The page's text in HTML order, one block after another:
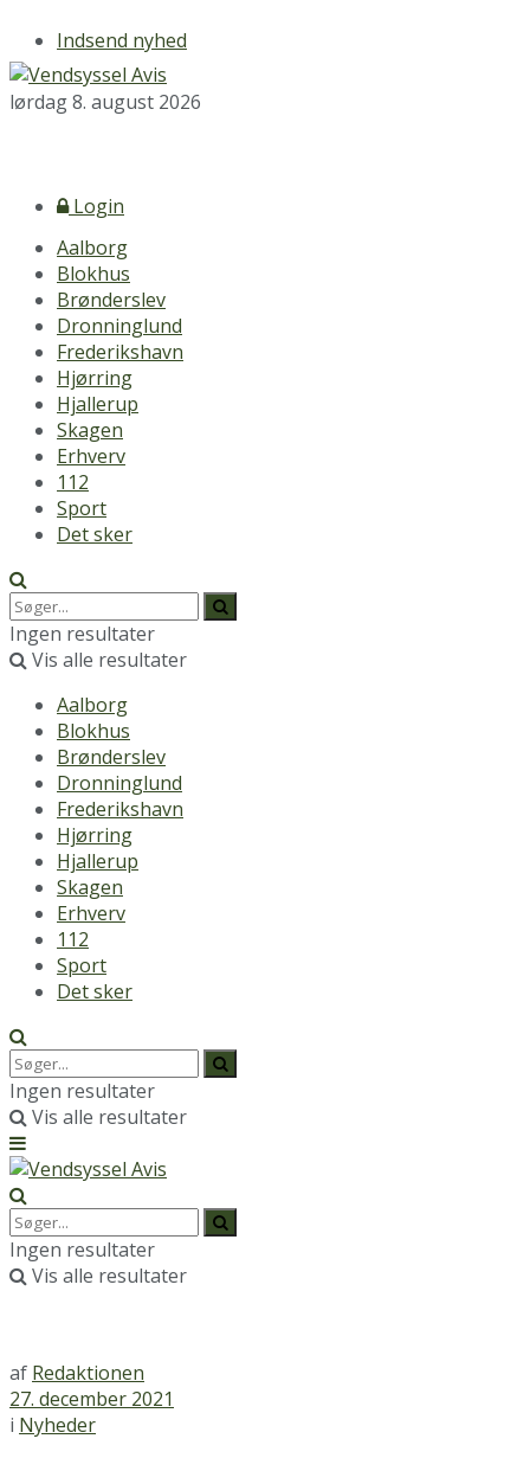
Indsend nyhed
lørdag 8. august 2026
Login
Aalborg
Blokhus
Brønderslev
Dronninglund
Frederikshavn
Hjørring
Hjallerup
Skagen
Erhverv
112
Sport
Det sker
Ingen resultater
Vis alle resultater
Aalborg
Blokhus
Brønderslev
Dronninglund
Frederikshavn
Hjørring
Hjallerup
Skagen
Erhverv
112
Sport
Det sker
Ingen resultater
Vis alle resultater
Ingen resultater
Vis alle resultater
af Redaktionen
27. december 2021
i Nyheder